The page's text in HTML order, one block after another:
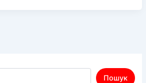
Пошук